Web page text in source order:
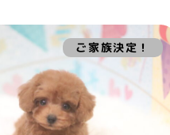
ご家族決定！